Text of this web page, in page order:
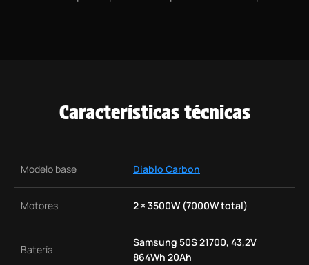
Características técnicas
Modelo base Diablo Carbon
Motores 2 × 3500W (7000W total)
Batería
Samsung 50S 21700, 43,2V
864Wh 20Ah